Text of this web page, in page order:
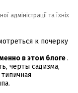
адміністрації та їхніх
к почерку
в этом блоге.
черты садизма,